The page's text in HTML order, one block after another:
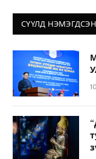
СҮҮЛД НЭМЭГДСЭН